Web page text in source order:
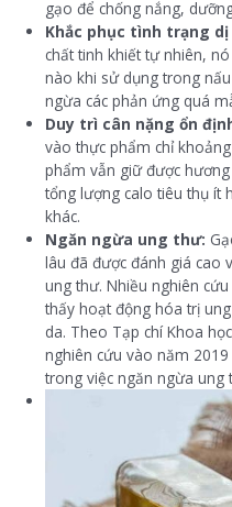
gạo để chống nắng,
Khắc phục tình trạng
chất tinh khiết tự nhiên,
nào khi sử dụng trong
ngừa các phản ứng quá
Duy trì cân nặng ổn
vào thực phẩm chỉ
phẩm vẫn giữ được
tổng lượng calo tiêu thụ ít
khác.
Ngăn ngừa ung thư:
lâu đã được đánh giá cao
ung thư. Nhiều nghiên
thấy hoạt động hóa trị
da. Theo Tạp chí Khoa
nghiên cứu vào năm
trong việc ngăn ngừa ung